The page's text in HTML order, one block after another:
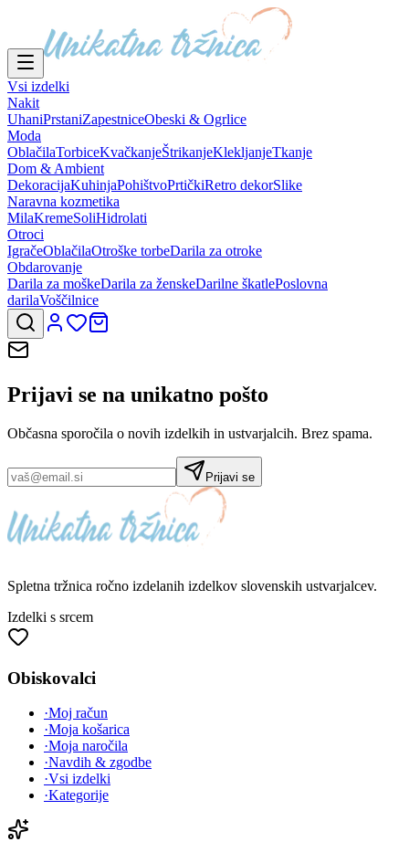
Vsi izdelki
Nakit
UhaniPrstaniZapestniceObeski & Ogrlice
Moda
OblačilaTorbiceKvačkanjeŠtrikanjeKlekljanjeTkanje
Dom & Ambient
DekoracijaKuhinjaPohištvoPrtičkiRetro dekorSlike
Naravna kozmetika
MilaKremeSoliHidrolati
Otroci
IgračeOblačilaOtroške torbeDarila za otroke
Obdarovanje
Darila za moškeDarila za ženskeDarilne škatlePoslovna
darilaVoščilnice
Prijavi se na unikatno pošto
Občasna sporočila o novih izdelkih in ustvarjalcih. Brez spama.
Prijavi se
Spletna tržnica ročno izdelanih izdelkov slovenskih ustvarjalcev.
Izdelki s srcem
Obiskovalci
·Moj račun
·Moja košarica
·Moja naročila
·Navdih & zgodbe
·Vsi izdelki
·Kategorije